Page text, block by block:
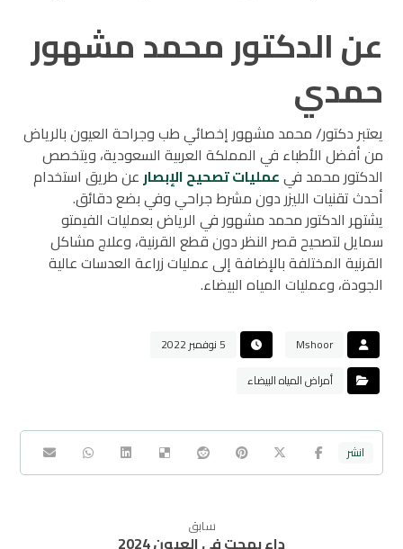
عن الدكتور محمد مشهور
حمدي
يعتبر دكتور/ محمد مشهور إخصائي طب وجراحة العيون بالرياض
من أفضل الأطباء في المملكة العربية السعودية، ويتخصص
الدكتور محمد فيعمليات تصحيح الإبصار عن طريق استخدام
أحدث تقنيات الليزر دون مشرط جراحي وفي بضع دقائق.
يشتهر الدكتور محمد مشهور في الرياض بعمليات الفيمتو
سمايل لتصحيح قصر النظر دون قطع القرنية، وعلاج مشاكل
القرنية المختلفة بالإضافة إلى عمليات زراعة العدسات عالية
الجودة، وعمليات المياه البيضاء.
Mshoor
5 نوفمبر 2022
أمراض المياه البيضاء
سابق
داء بهجت في العيون 2024